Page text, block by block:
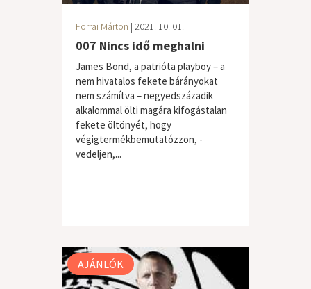
Forrai Márton | 2021. 10. 01.
007 Nincs idő meghalni
James Bond, a patrióta playboy – a
nem hivatalos fekete bárányokat
nem számítva – negyedszázadik
alkalommal ölti magára kifogástalan
fekete öltönyét, hogy
végigtermékbemutatózzon, -
vedeljen,...
AJÁNLÓK